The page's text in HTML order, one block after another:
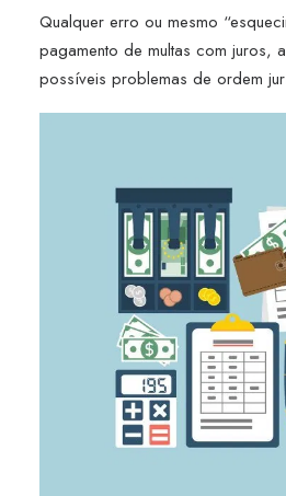
Qualquer erro ou mesmo
pagamento de multas com juros,
possíveis problemas de ordem